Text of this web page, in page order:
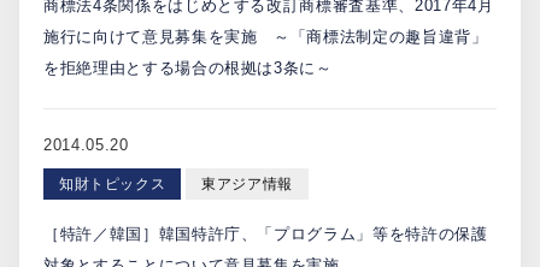
商標法4条関係をはじめとする改訂商標審査基準、2017年4月
施行に向けて意見募集を実施 ～「商標法制定の趣旨違背」
を拒絶理由とする場合の根拠は3条に～
2014.05.20
知財トピックス 東アジア情報
［特許／韓国］韓国特許庁、「プログラム」等を特許の保護